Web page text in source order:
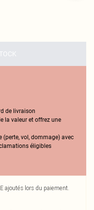
de livraison
la valeur et offrez une
vol, dommage) avec
éligibles
ajoutés lors du paiement.